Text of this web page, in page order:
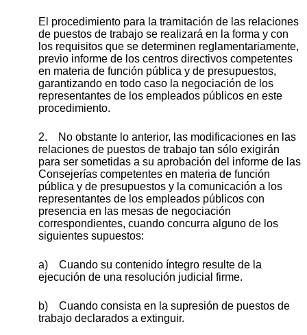
El procedimiento para la tramitación de las relaciones
de puestos de trabajo se realizará en la forma y con
los requisitos que se determinen reglamentariamente,
previo informe de los centros directivos competentes
en materia de función pública y de presupuestos,
garantizando en todo caso la negociación de los
representantes de los empleados públicos en este
procedimiento.
2. No obstante lo anterior, las modificaciones en las
relaciones de puestos de trabajo tan sólo exigirán
para ser sometidas a su aprobación del informe de las
Consejerías competentes en materia de función
pública y de presupuestos y la comunicación a los
representantes de los empleados públicos con
presencia en las mesas de negociación
correspondientes, cuando concurra alguno de los
siguientes supuestos:
a) Cuando su contenido íntegro resulte de la
ejecución de una resolución judicial firme.
b) Cuando consista en la supresión de puestos de
trabajo declarados a extinguir.